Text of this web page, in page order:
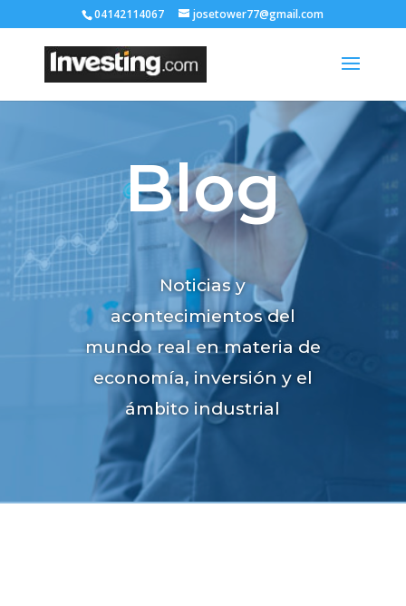
04142114067 josetower77@gmail.com
Blog
Noticias y
acontecimientos del
mundo real en materia de
economía, inversión y el
ámbito industrial